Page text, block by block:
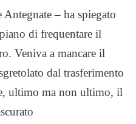
– ha spiegato
di frequentare il
Veniva a mancare il
dal trasferimento
ultimo ma non ultimo, il